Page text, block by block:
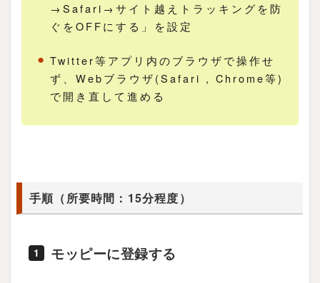
→Safari→サイト越えトラッキングを防
ぐをOFFにする」を設定
Twitter等アプリ内のブラウザで操作せ
ず、Webブラウザ(Safari , Chrome等)
で開き直して進める
手順（所要時間：15分程度）
1 モッピーに登録する